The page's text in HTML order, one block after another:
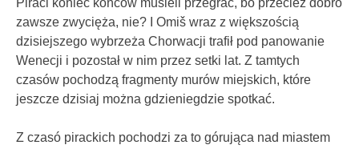
Piraci koniec końców musieli przegrać, bo przecież dobro
zawsze zwycięża, nie? I Omiš wraz z większością
dzisiejszego wybrzeża Chorwacji trafił pod panowanie
Wenecji i pozostał w nim przez setki lat. Z tamtych
czasów pochodzą fragmenty murów miejskich, które
jeszcze dzisiaj można gdzieniegdzie spotkać.
Z czasó pirackich pochodzi za to górująca nad miastem